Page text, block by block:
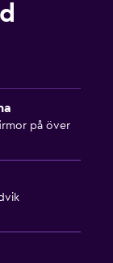
på över